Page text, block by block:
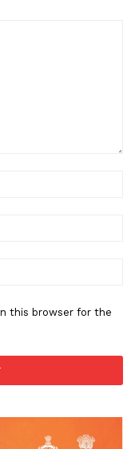
this browser for the